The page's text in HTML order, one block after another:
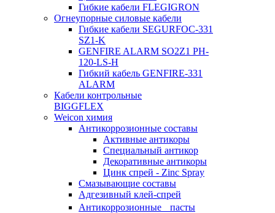
Гибкие кабели FLEGIGRON
Огнеупорные силовые кабели
Гибкие кабели SEGURFOC-331
SZ1-K
GENFIRE ALARM SO2Z1 PH-
120-LS-H
Гибкий кабель GENFIRE-331
ALARM
Кабели контрольные
BIGGFLEX
Weicon химия
Антикоррозионные составы
Активные антикоры
Специальный антикор
Декоративные антикоры
Цинк спрей - Zinc Spray
Смазывающие составы
Адгезивный клей-спрей
Антикоррозионные пасты